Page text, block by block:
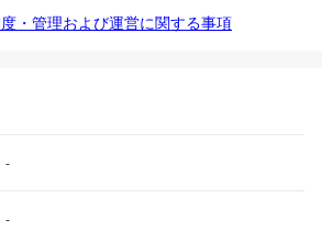
・管理および運営に関する事項
-
-